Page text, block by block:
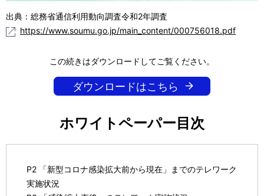
出典：総務省通信利用動向調査令和2年調査
https://www.soumu.go.jp/main_content/000756018.pdf
この続きはダウンロードしてご覧ください。
ダウンロードはこちら
ホワイトペーパー目次
P2 「新型コロナ感染拡大前から現在」までのテレワーク
実施状況